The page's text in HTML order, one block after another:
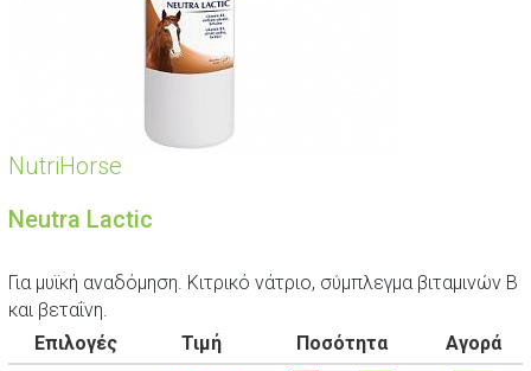
NutriHorse
Neutra Lactic
Για μυϊκή αναδόμηση. Κιτρικό νάτριο, σύμπλεγμα βιταμινών Β
και βεταΐνη.
Επιλογές
Τιμή Ποσότητα
Αγορά